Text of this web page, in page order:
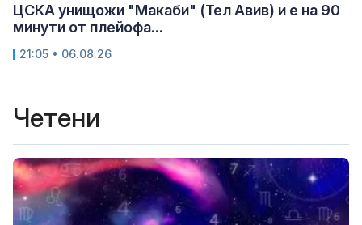
ЦСКА унищожи "Макаби" (Тел Авив) и е на 90
минути от плейофа...
21:05 • 06.08.26
Четени